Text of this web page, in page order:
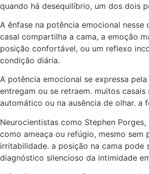
quando há desequilíbrio, um dos dois
A ênfase na potência emocional
casal compartilha a cama, a emoção
posição confortável, ou um reflexo
condição diária.
A potência emocional se expressa
entregam ou se retraem. muitos
automático ou na ausência de olhar. a
Neurocientistas como Stephen
como ameaça ou refúgio, mesmo
irritabilidade. a posição na cama
diagnóstico silencioso da intimidade